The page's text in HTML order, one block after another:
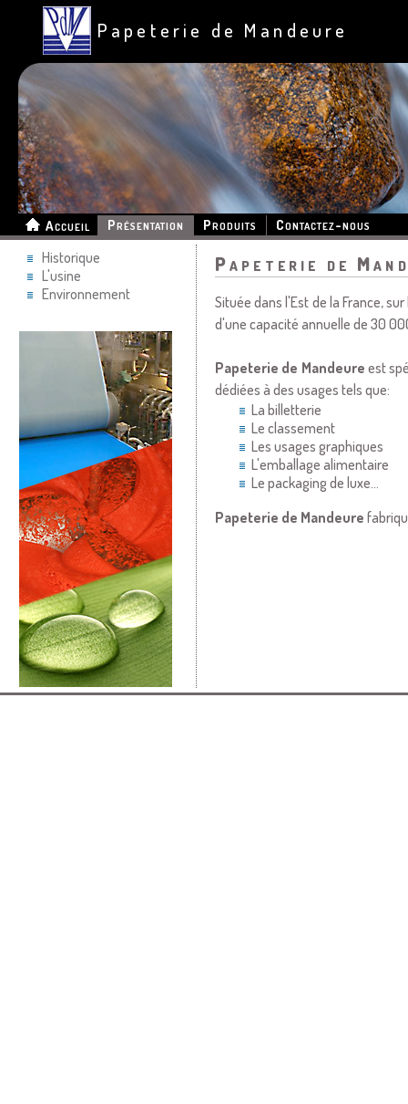
Papeterie de Mandeure
Accueil Présentation Produits Contactez-nous
Historique
L'usine
Environnement
Papeterie de
Située dans l'Est de la France,
d'une capacité annuelle de 30
Papeterie de Mandeure est
dédiées à des usages tels que:
La billetterie
Le classement
Les usages graphiques
L'emballage alimentaire
Le packaging de luxe...
Papeterie de Mandeure